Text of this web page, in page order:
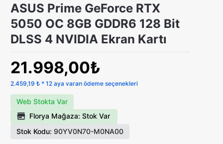
ASUS Prime GeForce RTX
5050 OC 8GB GDDR6 128 Bit
DLSS 4 NVIDIA Ekran Kartı
21.998,00₺
2.459,19 ₺ * 12 aya varan ödeme seçenekleri
Web Stokta Var
Florya Mağaza: Stok Var
Stok Kodu: 90YV0N70-M0NA00